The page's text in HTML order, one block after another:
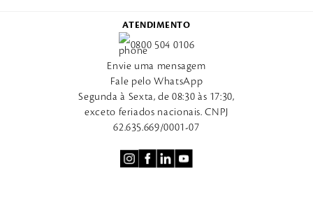
ATENDIMENTO
0800 504 0106
Envie uma mensagem
Fale pelo WhatsApp
Segunda à Sexta, de 08:30 às 17:30,
exceto feriados nacionais. CNPJ
62.635.669/0001-07